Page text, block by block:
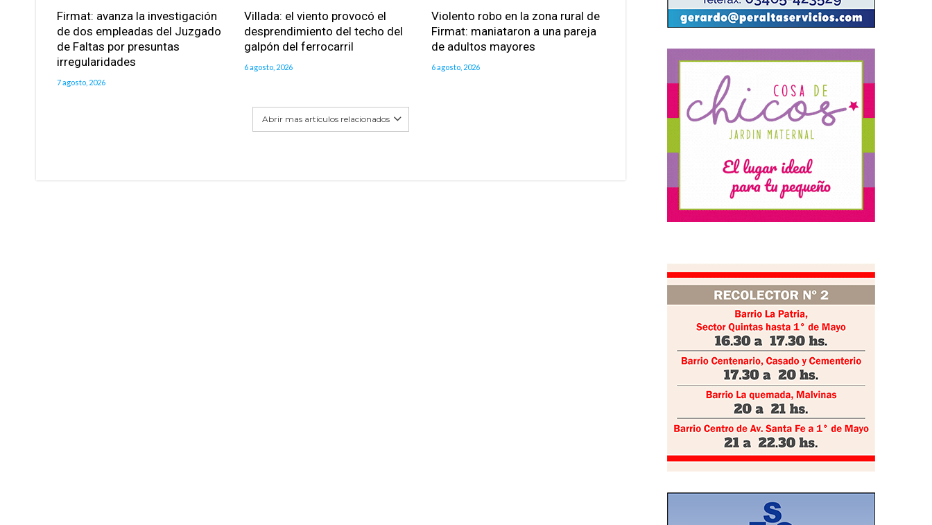
Firmat: avanza la investigación
de dos empleadas del Juzgado
de Faltas por presuntas
irregularidades
7 agosto, 2026
Villada: el viento provocó el
desprendimiento del techo del
galpón del ferrocarril
6 agosto, 2026
Violento robo en la zona rural de
Firmat: maniataron a una pareja
de adultos mayores
6 agosto, 2026
Abrir mas artículos relacionados